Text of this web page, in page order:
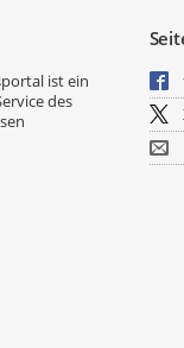
ist ein
des